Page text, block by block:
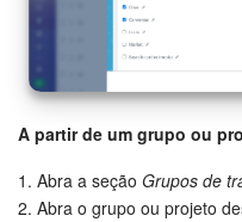
Bitrix24 On-premise
Questões Gerais
Novidades do
A partir de um grupo ou
1. Abra a seção Grupos de
2. Abra o grupo ou projeto